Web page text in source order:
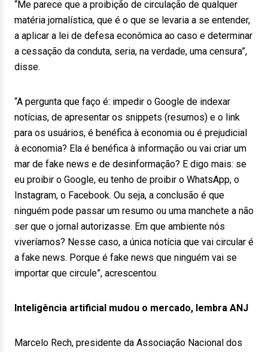
“Me parece que a proibição de circulação de qualquer
matéria jornalística, que é o que se levaria a se entender,
a aplicar a lei de defesa econômica ao caso e determinar
a cessação da conduta, seria, na verdade, uma censura”,
disse.
“A pergunta que faço é: impedir o Google de indexar
notícias, de apresentar os snippets (resumos) e o link
para os usuários, é benéfica à economia ou é prejudicial
à economia? Ela é benéfica à informação ou vai criar um
mar de fake news e de desinformação? E digo mais: se
eu proibir o Google, eu tenho de proibir o WhatsApp, o
Instagram, o Facebook. Ou seja, a conclusão é que
ninguém pode passar um resumo ou uma manchete a não
ser que o jornal autorizasse. Em que ambiente nós
viveríamos? Nesse caso, a única notícia que vai circular é
a fake news. Porque é fake news que ninguém vai se
importar que circule”, acrescentou.
Inteligência artificial mudou o mercado, lembra ANJ
Marcelo Rech, presidente da Associação Nacional dos